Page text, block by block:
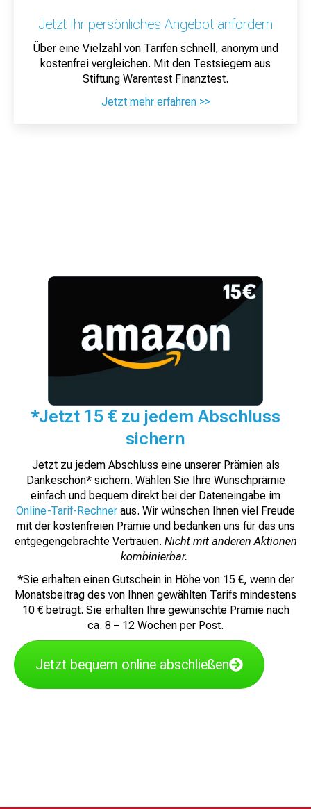
Jetzt Ihr persönliches Angebot anfordern
Über eine Vielzahl von Tarifen schnell, anonym und
kostenfrei vergleichen. Mit den Testsiegern aus
Stiftung Warentest Finanztest.
Jetzt mehr erfahren >>
*Jetzt 15 € zu jedem Abschluss
sichern
Jetzt zu jedem Abschluss eine unserer Prämien als
Dankeschön* sichern. Wählen Sie Ihre Wunschprämie
einfach und bequem direkt bei der Dateneingabe im
Online-Tarif-Rechner aus. Wir wünschen Ihnen viel Freude
mit der kostenfreien Prämie und bedanken uns für das uns
entgegengebrachte Vertrauen. Nicht mit anderen Aktionen
kombinierbar.
*Sie erhalten einen Gutschein in Höhe von 15 €, wenn der
Monatsbeitrag des von Ihnen gewählten Tarifs mindestens
10 € beträgt. Sie erhalten Ihre gewünschte Prämie nach
ca. 8 – 12 Wochen per Post.
Jetzt bequem online abschließen